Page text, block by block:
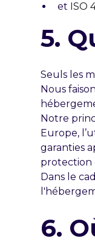
et ISO
5.
Seuls les
Nous
Notre
Europe,
garanties
protection
Dans le
6.